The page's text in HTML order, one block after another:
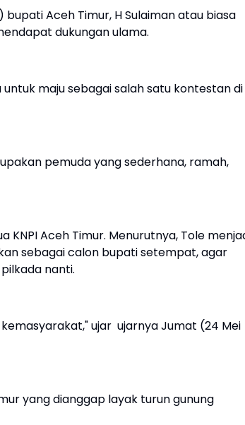
Aceh Timur, H Sulaiman atau biasa
dukungan ulama.
maju sebagai salah satu kontestan di
pemuda yang sederhana, ramah,
Aceh Timur. Menurutnya, Tole
sebagai calon bupati setempat, agar
nanti.
ujar ujarnya Jumat (24 Mei
yang dianggap layak turun gunung